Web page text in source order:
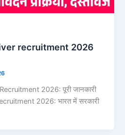
recruitment 2026
2026: पूरी जानकारी
2026: भारत में सरकारी